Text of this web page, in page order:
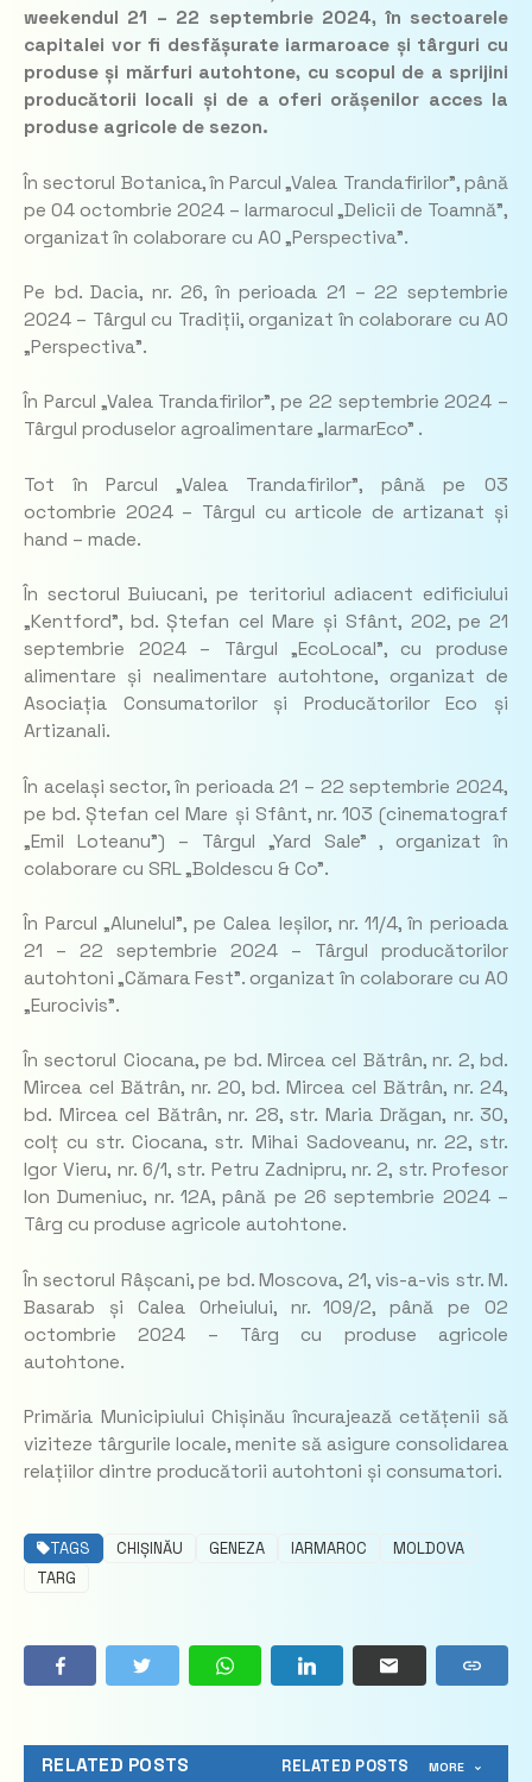
weekendul 21 – 22 septembrie 2024, în sectoarele
capitalei vor fi desfășurate iarmaroace și târguri cu
produse și mărfuri autohtone, cu scopul de a sprijini
producătorii locali și de a oferi orășenilor acces la
produse agricole de sezon.
În sectorul Botanica, în Parcul „Valea Trandafirilor”, până
pe 04 octombrie 2024 – Iarmarocul „Delicii de Toamnă”,
organizat în colaborare cu AO „Perspectiva”.
Pe bd. Dacia, nr. 26, în perioada 21 – 22 septembrie
2024 – Târgul cu Tradiții, organizat în colaborare cu AO
„Perspectiva”.
În Parcul „Valea Trandafirilor”, pe 22 septembrie 2024 –
Târgul produselor agroalimentare „IarmarEco” .
Tot în Parcul „Valea Trandafirilor”, până pe 03
octombrie 2024 – Târgul cu articole de artizanat și
hand – made.
În sectorul Buiucani, pe teritoriul adiacent edificiului
„Kentford”, bd. Ștefan cel Mare și Sfânt, 202, pe 21
septembrie 2024 – Târgul „EcoLocal”, cu produse
alimentare și nealimentare autohtone, organizat de
Asociația Consumatorilor și Producătorilor Eco și
Artizanali.
În același sector, în perioada 21 – 22 septembrie 2024,
pe bd. Ștefan cel Mare și Sfânt, nr. 103 (cinematograf
„Emil Loteanu”) – Târgul „Yard Sale” , organizat în
colaborare cu SRL „Boldescu & Co”.
În Parcul „Alunelul”, pe Calea Ieșilor, nr. 11/4, în perioada
21 – 22 septembrie 2024 – Târgul producătorilor
autohtoni „Cămara Fest”. organizat în colaborare cu AO
„Eurocivis”.
În sectorul Ciocana, pe bd. Mircea cel Bătrân, nr. 2, bd.
Mircea cel Bătrân, nr. 20, bd. Mircea cel Bătrân, nr. 24,
bd. Mircea cel Bătrân, nr. 28, str. Maria Drăgan, nr. 30,
colț cu str. Ciocana, str. Mihai Sadoveanu, nr. 22, str.
Igor Vieru, nr. 6/1, str. Petru Zadnipru, nr. 2, str. Profesor
Ion Dumeniuc, nr. 12A, până pe 26 septembrie 2024 –
Târg cu produse agricole autohtone.
În sectorul Râșcani, pe bd. Moscova, 21, vis-a-vis str. M.
Basarab și Calea Orheiului, nr. 109/2, până pe 02
octombrie 2024 – Târg cu produse agricole
autohtone.
Primăria Municipiului Chișinău încurajează cetățenii să
viziteze târgurile locale, menite să asigure consolidarea
relațiilor dintre producătorii autohtoni și consumatori.
TAGS CHIȘINĂU GENEZA IARMAROC
MOLDOVA
TARG
RELATED POSTS RELATED POSTS MORE